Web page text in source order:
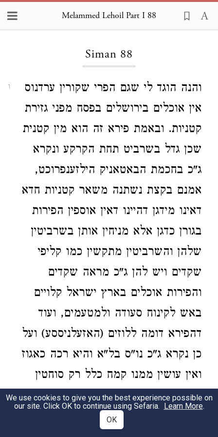
Melammed Lehoil Part I 88
Siman 88
1
והנה הוגד לי שגם הפרי שקורין ערדנוס
אין אוכלים בירושלים בפסח מפני גזירת
קטניות. ובאמת פירא זה הוא מין קטנית
שכן גדל בשרביט תחת הקרקע ונקרא
ג"כ בחכמת הבאטאניק הילזענפרוכט,
אמנם בקצת נשתנה משאר קטניות חדא
דאינו מידגן דהיינו דאין אוספין הפירות
בגורן כדגן אלא מניחין אותן בשרביטין
שלהן והשרביטין מתקשין כמו קליפי
שקדים ויש להן ג"כ מראה שקדים
והפירות אוכלים בארץ ישראל קלויים
באש לקינוח סעודה ולמטעמים, ועוד
דהפירא דומה ללוזים (האזעלניססע) ועל
כן נקרא ג"כ נו"ס בל"א והיא רכה כאגוז
ואין עושין ממנו קמח כלל רק סוחטין
ממנו השמן ומה שנשאר עושין ממנו
שטארקע, וכן א"א שיתערב בהן גרעיני
We use cookies to give you the best experience possible on
our site. Click OK to continue using Sefaria. Learn More.
OK